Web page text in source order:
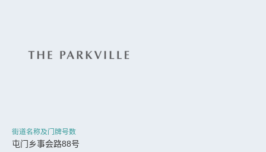
街道名称及门牌号数
屯门乡事会路88号